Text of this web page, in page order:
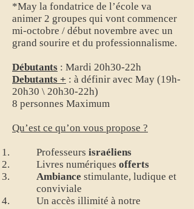
*May la fondatrice de l’école va
animer 2 groupes qui vont commencer
mi-octobre / début novembre avec un
grand sourire et du professionnalisme.
Débutants : Mardi 20h30-22h
Debutants + : à définir avec May (19h-
20h30 \ 20h30-22h)
8 personnes Maximum
Qu’est ce qu’on vous propose ?
Professeurs israéliens
Livres numériques offerts
Ambiance stimulante, ludique et
conviviale
Un accès illimité à notre